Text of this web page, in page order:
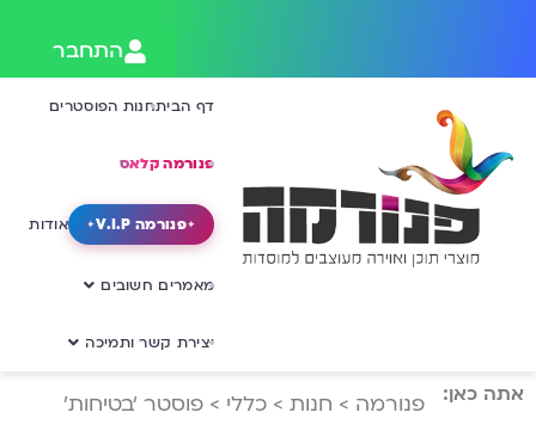
התחבר
דף הביתחנות הפוסטרים
פנורמה קלאס
פנורמה V.I.P אודות
מאמרים חשובים
יצירת קשר ותמיכה
אתה כאן: פנורמה > חנות > כללי > פוסטר ‘בטיחות’